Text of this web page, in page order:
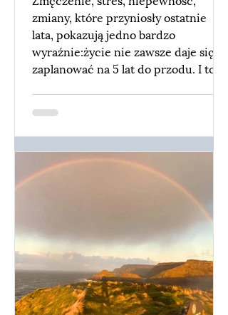
zmiany, które przyniosły ostatnie
lata, pokazują jedno bardzo
wyraźnie:życie nie zawsze daje się
zaplanować na 5 lat do przodu. I to